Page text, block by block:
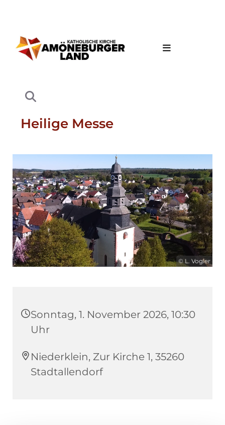
Heilige Messe
© L. Vogler
Sonntag, 1. November 2026, 10:30
Uhr
Niederklein, Zur Kirche 1, 35260
Stadtallendorf